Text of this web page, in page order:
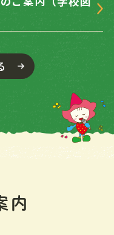
きい動物・ち
考える子ど
おすすめ本
きい動物・ち
い動物
考える子ど
本
すすめ本